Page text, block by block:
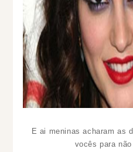
E ai meninas acharam as
vocês para